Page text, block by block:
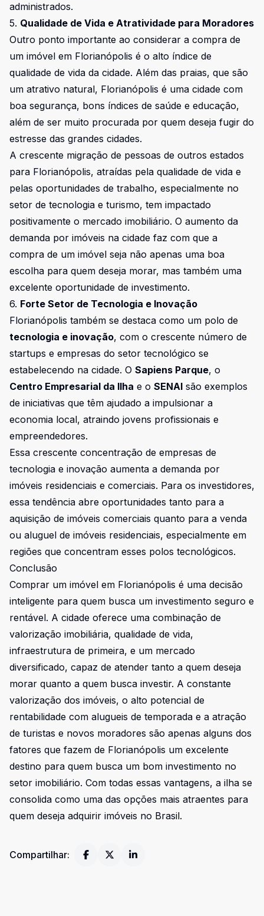
administrados.
5. Qualidade de Vida e Atratividade para Moradores
Outro ponto importante ao considerar a compra de
um imóvel em Florianópolis é o alto índice de
qualidade de vida da cidade. Além das praias, que são
um atrativo natural, Florianópolis é uma cidade com
boa segurança, bons índices de saúde e educação,
além de ser muito procurada por quem deseja fugir do
estresse das grandes cidades.
A crescente migração de pessoas de outros estados
para Florianópolis, atraídas pela qualidade de vida e
pelas oportunidades de trabalho, especialmente no
setor de tecnologia e turismo, tem impactado
positivamente o mercado imobiliário. O aumento da
demanda por imóveis na cidade faz com que a
compra de um imóvel seja não apenas uma boa
escolha para quem deseja morar, mas também uma
excelente oportunidade de investimento.
6. Forte Setor de Tecnologia e Inovação
Florianópolis também se destaca como um polo de
tecnologia e inovação, com o crescente número de
startups e empresas do setor tecnológico se
estabelecendo na cidade. O Sapiens Parque, o
Centro Empresarial da Ilha e o SENAI são exemplos
de iniciativas que têm ajudado a impulsionar a
economia local, atraindo jovens profissionais e
empreendedores.
Essa crescente concentração de empresas de
tecnologia e inovação aumenta a demanda por
imóveis residenciais e comerciais. Para os investidores,
essa tendência abre oportunidades tanto para a
aquisição de imóveis comerciais quanto para a venda
ou aluguel de imóveis residenciais, especialmente em
regiões que concentram esses polos tecnológicos.
Conclusão
Comprar um imóvel em Florianópolis é uma decisão
inteligente para quem busca um investimento seguro e
rentável. A cidade oferece uma combinação de
valorização imobiliária, qualidade de vida,
infraestrutura de primeira, e um mercado
diversificado, capaz de atender tanto a quem deseja
morar quanto a quem busca investir. A constante
valorização dos imóveis, o alto potencial de
rentabilidade com alugueis de temporada e a atração
de turistas e novos moradores são apenas alguns dos
fatores que fazem de Florianópolis um excelente
destino para quem busca um bom investimento no
setor imobiliário. Com todas essas vantagens, a ilha se
consolida como uma das opções mais atraentes para
quem deseja adquirir imóveis no Brasil.
Compartilhar: